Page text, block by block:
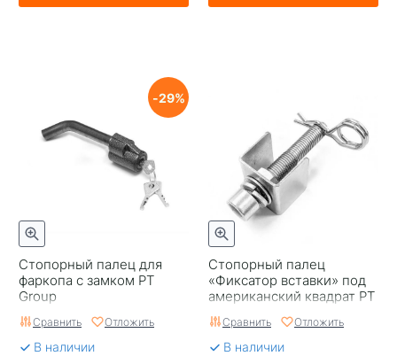
Стопорный палец для
фаркопа с замком PT
Group
29
Сравнить Отложить
В наличии
Стопорный палец
«Фиксатор вставки» под
американский квадрат PT
Group
Сравнить Отложить
В наличии